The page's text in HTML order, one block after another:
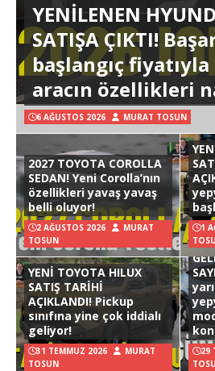
YENİLENEN
SATIŞA ÇIKTI!
başlangıç fiyatıyla
aracın özellikleri
6 AĞUSTOS 2026 MURAT TOSUN
2027 TOYOTA COROLLA
SEDAN! Yeni Corolla’nın
özellikleri yavaş yavaş
belli oluyor!
2 AĞUSTOS 2026
MURAT
TOSUN
1
YENİ TOYOTA HILUX
SATIŞ TARİHİ
AÇIKLANDI! Pickup
sınıfına yine çok iddialı
geliyor!
31 TEMMUZ 2026
MURAT
TOSUN
29